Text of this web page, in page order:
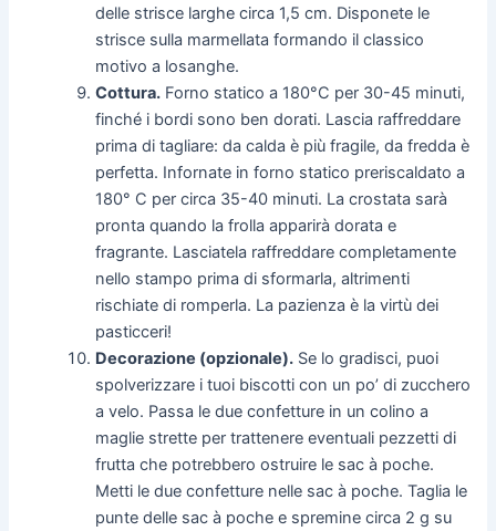
delle strisce larghe circa 1,5 cm. Disponete le
strisce sulla marmellata formando il classico
motivo a losanghe.
Cottura. Forno statico a 180°C per 30-45 minuti,
finché i bordi sono ben dorati. Lascia raffreddare
prima di tagliare: da calda è più fragile, da fredda è
perfetta. Infornate in forno statico preriscaldato a
180° C per circa 35-40 minuti. La crostata sarà
pronta quando la frolla apparirà dorata e
fragrante. Lasciatela raffreddare completamente
nello stampo prima di sformarla, altrimenti
rischiate di romperla. La pazienza è la virtù dei
pasticceri!
Decorazione (opzionale). Se lo gradisci, puoi
spolverizzare i tuoi biscotti con un po’ di zucchero
a velo. Passa le due confetture in un colino a
maglie strette per trattenere eventuali pezzetti di
frutta che potrebbero ostruire le sac à poche.
Metti le due confetture nelle sac à poche. Taglia le
punte delle sac à poche e spremine circa 2 g su